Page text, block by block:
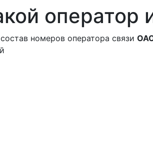
оператор
номеров оператора связи